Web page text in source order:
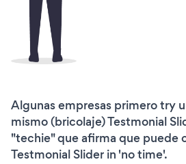
Algunas empresas primero try
mismo (bricolaje) Testmonial
"techie" que afirma que puede
Testmonial Slider in 'no time'.